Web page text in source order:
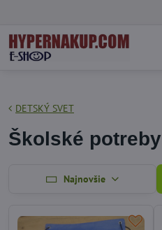
DETSKÝ SVET
Školské potreby
Najnovšie